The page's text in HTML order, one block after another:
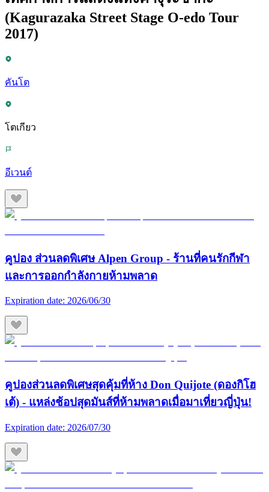
(Kagurazaka Street Stage O-edo Tour
2017)
คันโต
โตเกียว
อีเวนต์
คูปอง ส่วนลดพิเศษ Alpen Group - ร้านที่คนรักกีฬา
และการออกกำลังกายห้ามพลาด
Expiration date: 2026/06/30
คูปองส่วนลดพิเศษสุดคุ้มที่ห้าง Don Quijote (ดองกิโฮ
เต้) - แหล่งช้อปสุดมันส์ที่ห้ามพลาดเมื่อมาเที่ยวญี่ปุ่น!
Expiration date: 2026/07/30